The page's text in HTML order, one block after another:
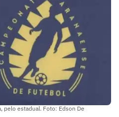
pelo estadual. Foto: Edson De